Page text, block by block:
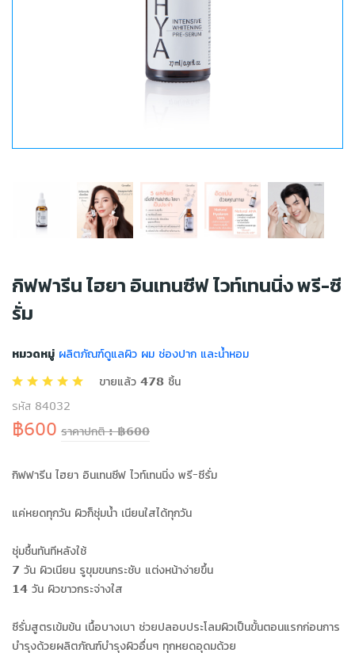
กิฟฟารีน ไฮยา อินเทนซีฟ ไวท์เทนนิ่ง พรี-ซี
รั่ม
หมวดหมู่ ผลิตภัณฑ์ดูแลผิว ผม ช่องปาก และน้ำหอม
ขายแล้ว 478 ชิ้น
รหัส 84032
฿600 ราคาปกติ : ฿600
กิฟฟารีน ไฮยา อินเทนซีฟ ไวท์เทนนิ่ง พรี-ซีรั่ม
แค่หยดทุกวัน ผิวก็ชุ่มน้ำ เนียนใสได้ทุกวัน
ชุ่มชื้นทันทีหลังใช้
7 วัน ผิวเนียน รูขุมขนกระชับ แต่งหน้าง่ายขึ้น
14 วัน ผิวขาวกระจ่างใส
ซีรั่มสูตรเข้มข้น เนื้อบางเบา ช่วยปลอบประโลมผิวเป็นขั้นตอนแรกก่อนการ
บำรุงด้วยผลิตภัณฑ์บำรุงผิวอื่นๆ ทุกหยดอุดมด้วย